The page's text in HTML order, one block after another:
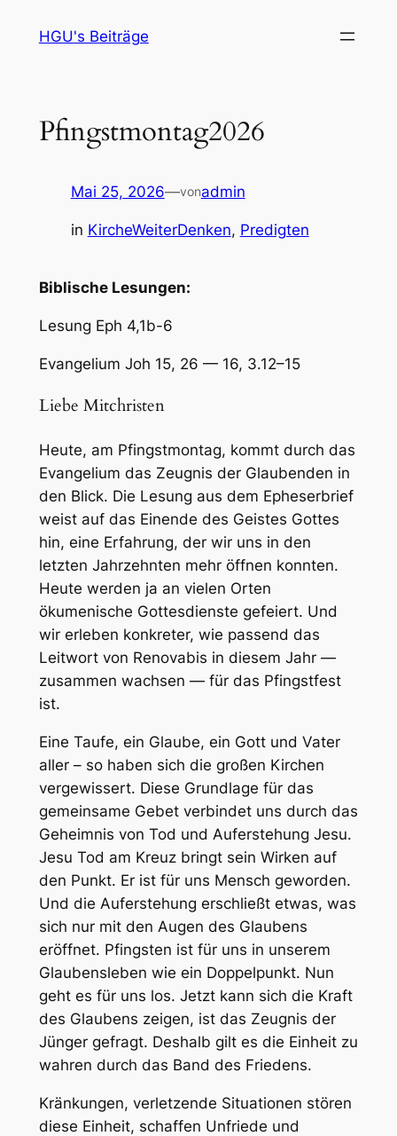
InhaltHGU's Beiträge
Pfingstmontag2026
Mai 25, 2026—vonadmin
in KircheWeiterDenken, Predigten
Biblische Lesungen:
Lesung Eph 4,1b-6
Evangelium Joh 15, 26 — 16, 3.12–15
Liebe Mitchristen
Heute, am Pfingstmontag, kommt durch das
Evangelium das Zeugnis der Glaubenden in
den Blick. Die Lesung aus dem Epheserbrief
weist auf das Einende des Geistes Gottes
hin, eine Erfahrung, der wir uns in den
letzten Jahrzehnten mehr öffnen konnten.
Heute werden ja an vielen Orten
ökumenische Gottesdienste gefeiert. Und
wir erleben konkreter, wie passend das
Leitwort von Renovabis in diesem Jahr —
zusammen wachsen — für das Pfingstfest
ist.
Eine Taufe, ein Glaube, ein Gott und Vater
aller – so haben sich die großen Kirchen
vergewissert. Diese Grundlage für das
gemeinsame Gebet verbindet uns durch das
Geheimnis von Tod und Auferstehung Jesu.
Jesu Tod am Kreuz bringt sein Wirken auf
den Punkt. Er ist für uns Mensch geworden.
Und die Auferstehung erschließt etwas, was
sich nur mit den Augen des Glaubens
eröffnet. Pfingsten ist für uns in unserem
Glaubensleben wie ein Doppelpunkt. Nun
geht es für uns los. Jetzt kann sich die Kraft
des Glaubens zeigen, ist das Zeugnis der
Jünger gefragt. Deshalb gilt es die Einheit zu
wahren durch das Band des Friedens.
Kränkungen, verletzende Situationen stören
diese Einheit, schaffen Unfriede und